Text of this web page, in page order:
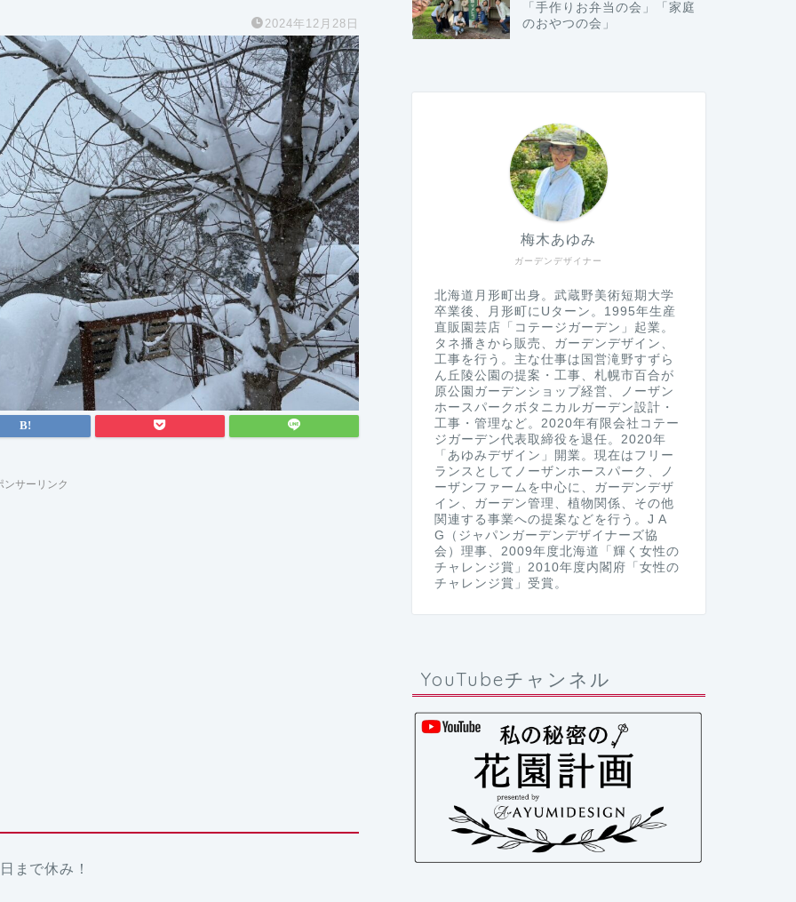
2024年12月28日
ンサーリンク
まで休み！
「手作りお弁当の会」「家庭
のおやつの会」
ガーデンデザイナー
梅木あゆみ
北海道月形町出身。武蔵野美術短期大学
卒業後、月形町にUターン。1995年生産
直販園芸店「コテージガーデン」起業。
タネ播きから販売、ガーデンデザイン、
工事を行う。主な仕事は国営滝野すずら
ん丘陵公園の提案・工事、札幌市百合が
原公園ガーデンショップ経営、ノーザン
ホースパークボタニカルガーデン設計・
工事・管理など。2020年有限会社コテー
ジガーデン代表取締役を退任。2020年
「あゆみデザイン」開業。現在はフリー
ランスとしてノーザンホースパーク、ノ
ーザンファームを中心に、ガーデンデザ
イン、ガーデン管理、植物関係、その他
関連する事業への提案などを行う。J A
G（ジャパンガーデンデザイナーズ協
会）理事、2009年度北海道「輝く女性の
チャレンジ賞」2010年度内閣府「女性の
チャレンジ賞」受賞。
YouTubeチャンネル